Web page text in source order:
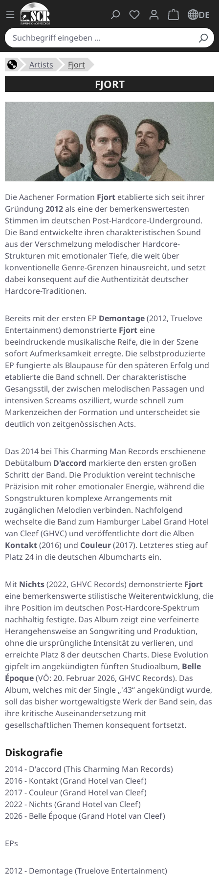
Du hast 0 Produkte
Warenkorb
DE
Artists Fjort
FJORT
Die Aachener Formation Fjort etablierte sich seit ihrer
Gründung 2012als eine der bemerkenswertesten
Stimmen im deutschen Post-Hardcore-Underground.
Die Band entwickelte ihren charakteristischen Sound
aus der Verschmelzung melodischer Hardcore-
Strukturen mit emotionaler Tiefe, die weit über
konventionelle Genre-Grenzen hinausreicht, und setzt
dabei konsequent auf die Authentizität deutscher
Hardcore-Traditionen.
Bereits mit der ersten EP Demontage(2012, Truelove
Entertainment) demonstrierte Fjort eine
beeindruckende musikalische Reife, die in der Szene
sofort Aufmerksamkeit erregte. Die selbstproduzierte
EP fungierte als Blaupause für den späteren Erfolg und
etablierte die Band schnell. Der charakteristische
Gesangsstil, der zwischen melodischen Passagen und
intensiven Screams oszilliert, wurde schnell zum
Markenzeichen der Formation und unterscheidet sie
deutlich von zeitgenössischen Acts.
Das 2014 bei This Charming Man Records erschienene
Debütalbum D'accord markierte den ersten großen
Schritt der Band. Die Produktion vereint technische
Präzision mit roher emotionaler Energie, während die
Songstrukturen komplexe Arrangements mit
zugänglichen Melodien verbinden. Nachfolgend
wechselte die Band zum Hamburger Label Grand Hotel
van Cleef (GHVC) und veröffentlichte dort die Alben
Kontakt(2016) und Couleur(2017). Letzteres stieg auf
Platz 24 in die deutschen Albumcharts ein.
Mit Nichts(2022, GHVC Records) demonstrierte Fjort
eine bemerkenswerte stilistische Weiterentwicklung, die
ihre Position im deutschen Post-Hardcore-Spektrum
nachhaltig festigte. Das Album zeigt eine verfeinerte
Herangehensweise an Songwriting und Produktion,
ohne die ursprüngliche Intensität zu verlieren, und
erreichte Platz 8 der deutschen Charts. Diese Evolution
gipfelt im angekündigten fünften Studioalbum, Belle
Époque(VÖ: 20. Februar 2026, GHVC Records). Das
Album, welches mit der Single „'43“ angekündigt wurde,
soll das bisher wortgewaltigste Werk der Band sein, das
ihre kritische Auseinandersetzung mit
gesellschaftlichen Themen konsequent fortsetzt.
Diskografie
2014 - D'accord (This Charming Man Records)
2016 - Kontakt(Grand Hotel van Cleef)
2017 - Couleur(Grand Hotel van Cleef)
2022 - Nichts (Grand Hotel van Cleef)
2026 - Belle Époque(Grand Hotel van Cleef)
EPs
2012 - Demontage(Truelove Entertainment)